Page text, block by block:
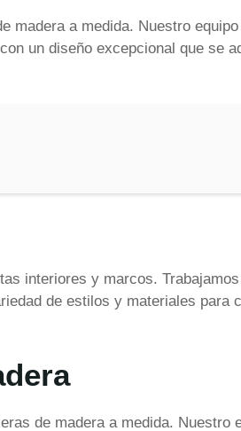
madera a medida. Nuestro
un diseño excepcional que se
interiores y marcos.
de estilos y materiales para
de madera a medida. Nuestro